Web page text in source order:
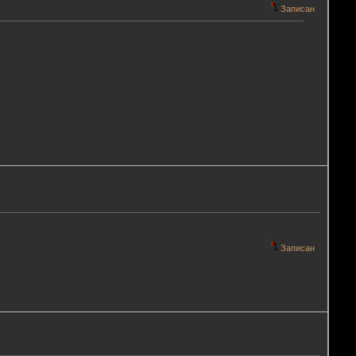
Записан
Записан